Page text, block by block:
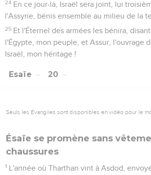
24 En ce jour-là, Israël sera joint, lui
l'Assyrie, bénis ensemble au milieu de la
25 Et l'Éternel des armées les bénira,
l'Égypte, mon peuple, et Assur, l'ouvrage
Israël, mon héritage !
Esaïe 20
Seuls les Évangiles sont disponibles en vidéo pour le
Ésaïe se promène sans
chaussures
1 L'année où Tharthan vint à Asdod,